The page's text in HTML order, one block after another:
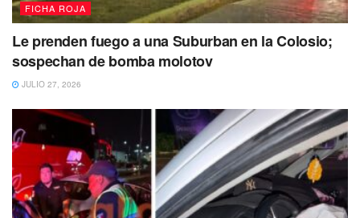
No dejes de Leer
FICHA ROJA
Le prenden fuego a una Suburban en la Colosio;
sospechan de bomba molotov
JULIO 27, 2026